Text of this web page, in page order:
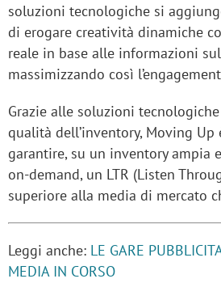
soluzioni tecnologiche si
di erogare creatività dinamiche
reale in base alle informazioni
massimizzando così
Grazie alle soluzioni
qualità dell’inventory, Moving
garantire, su un inventory ampia
on-demand, un LTR (Listen
superiore alla media di mercato
Leggi anche: LE GARE
MEDIA IN CORSO